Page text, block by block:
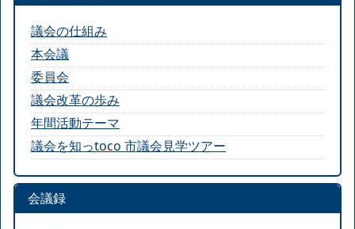
議会の仕組み
本会議
委員会
議会改革の歩み
年間活動テーマ
議会を知っtoco 市議会見学ツアー
会議録